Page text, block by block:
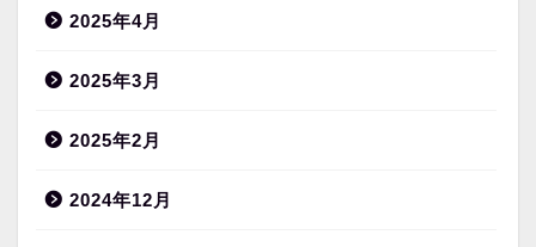
2025年4月
2025年3月
2025年2月
2024年12月